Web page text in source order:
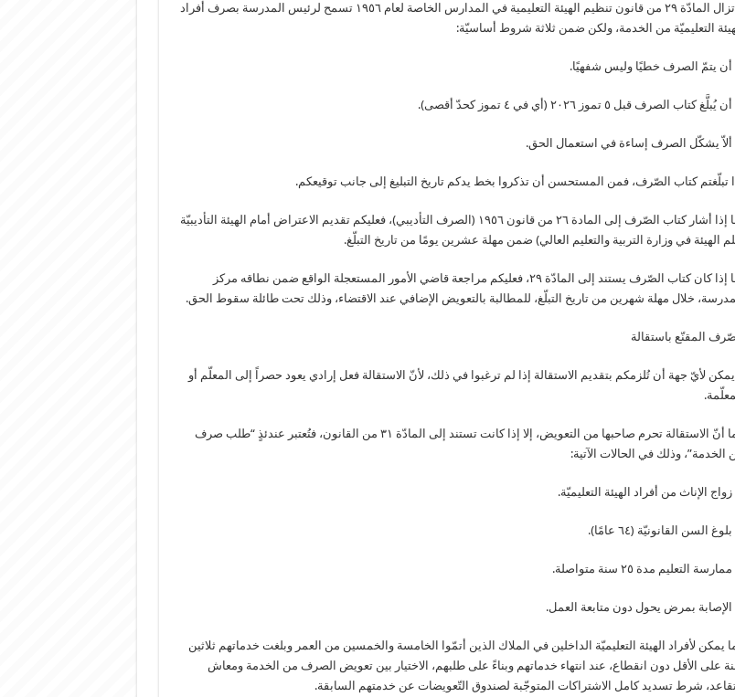
لا تزال المادّة ٢٩ من قانون تنظيم الهيئة التعليمية في المدارس الخاصة لعام ١٩٥٦ تسمح لرئيس المدرسة بصرف أفراد
التعليميّة من الخدمة، ولكن ضمن ثلاثة شروط أساسيّة:
تبلّغتم كتاب الصّرف، فمن المستحسن أن تذكروا بخط يدكم تاريخ التبليغ إلى جانب توقيعكم.
أما إذا أشار كتاب الصّرف إلى المادة ٢٦ من قانون ١٩٥٦ (الصرف التأديبي)، فعليكم تقديم الاعتراض أمام الهيئة التأديبيّة
الهيئة في وزارة التربية والتعليم العالي) ضمن مهلة عشرين يومًا من تاريخ التبلّغ.
أما إذا كان كتاب الصّرف يستند إلى المادّة ٢٩، فعليكم مراجعة قاضي الأمور المستعجلة الواقع ضمن نطاقه مركز
خلال مهلة شهرين من تاريخ التبلّغ، للمطالبة بالتعويض الإضافي عند الاقتضاء، وذلك تحت طائلة سقوط الحق.
المقنّع باستقالة
يمكن لأيّ جهة أن تُلزمكم بتقديم الاستقالة إذا لم ترغبوا في ذلك، لأنّ الاستقالة فعل إرادي يعود حصراً إلى المعلّم أو
كما أنّ الاستقالة تحرم صاحبها من التعويض، إلا إذا كانت تستند إلى المادّة ٣١ من القانون، فتُعتبر عندئذٍ “طلب صرف
الخدمة”، وذلك في الحالات الآتية:
يمكن لأفراد الهيئة التعليميّة الداخلين في الملاك الذين أتمّوا الخامسة والخمسين من العمر وبلغت خدماتهم ثلاثين
على الأقل دون انقطاع، عند انتهاء خدماتهم وبناءً على طلبهم، الاختيار بين تعويض الصرف من الخدمة ومعاش
شرط تسديد كامل الاشتراكات المتوجّبة لصندوق التّعويضات عن خدمتهم السابقة.